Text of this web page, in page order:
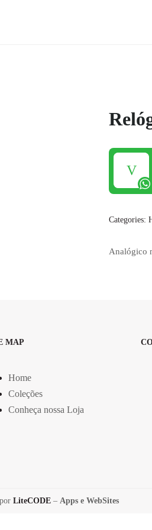
Categories:
Analógico
MAP
Home
Coleções
Conheça nossa Loja
LiteCODE – Apps e WebSites